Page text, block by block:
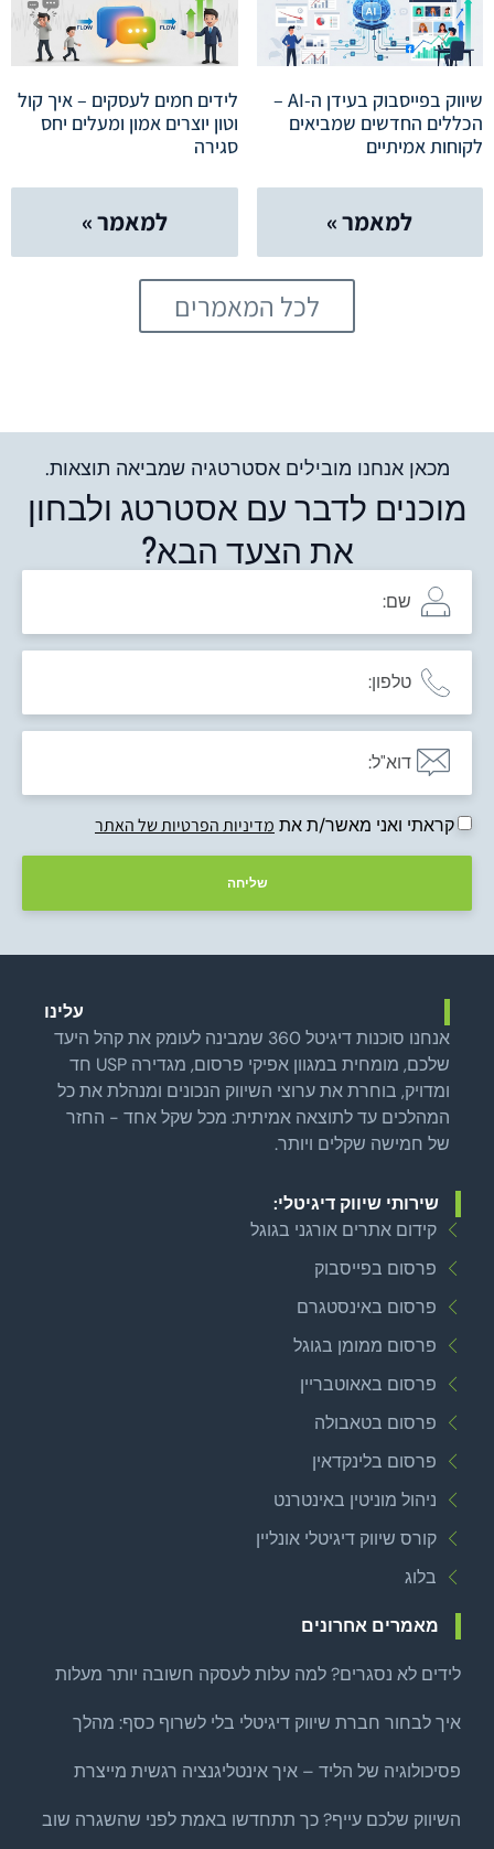
שיווק בפייסבוק בעידן ה-AI –
הכללים החדשים שמביאים
לקוחות אמיתיים
למאמר »
לידים חמים לעסקים – איך קול
וטון יוצרים אמון ומעלים יחס
סגירה
למאמר »
לכל המאמרים
מכאן אנחנו מובילים אסטרטגיה שמביאה תוצאות.
מוכנים לדבר עם אסטרטג ולבחון
את הצעד הבא?
קראתי ואני מאשר/ת את מדיניות הפרטיות של האתר
שליחה
עלינו
אנחנו סוכנות דיגיטל 360 שמבינה לעומק את קהל היעד
שלכם, מומחית במגוון אפיקי פרסום, מגדירה USP חד
ומדויק, בוחרת את ערוצי השיווק הנכונים ומנהלת את כל
המהלכים עד לתוצאה אמיתית: מכל שקל אחד - החזר
של חמישה שקלים ויותר.
שירותי שיווק דיגיטלי:
קידום אתרים אורגני בגוגל
פרסום בפייסבוק
פרסום באינסטגרם
פרסום ממומן בגוגל
פרסום באאוטבריין
פרסום בטאבולה
פרסום בלינקדאין
ניהול מוניטין באינטרנט
קורס שיווק דיגיטלי אונליין
בלוג
מאמרים אחרונים
לידים לא נסגרים? למה עלות לעסקה חשובה יותר מעלות
איך לבחור חברת שיווק דיגיטלי בלי לשרוף כסף: מהלך
פסיכולוגיה של הליד – איך אינטליגנציה רגשית מייצרת
השיווק שלכם עייף? כך תתחדשו באמת לפני שהשגרה שוב